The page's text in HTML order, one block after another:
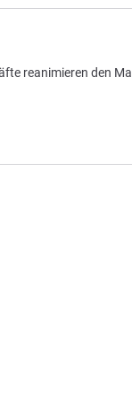
reanimieren den